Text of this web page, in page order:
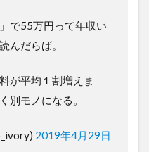
で55万円って年収い
んだらば。
が平均１割増えま
別モノになる。
2019年4月29日